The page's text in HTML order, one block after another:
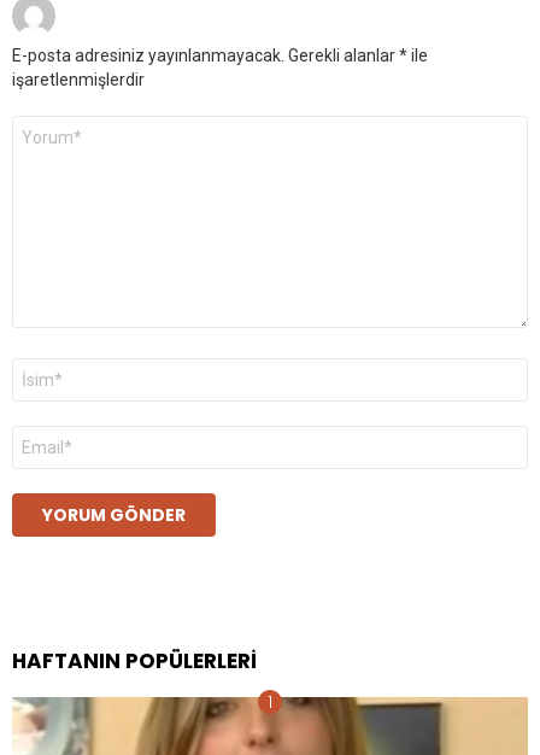
E-posta adresiniz yayınlanmayacak. Gerekli alanlar*ile
işaretlenmişlerdir
Yorum
Ad
E-
posta
*
HAFTANIN POPÜLERLERI